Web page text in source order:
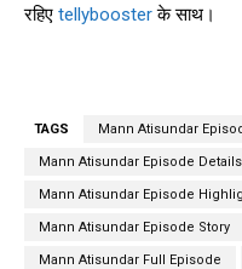
रहिए tellyboosterके साथ।
TAGS Mann Atisundar
Mann Atisundar Episode Details
Mann Atisundar Episode
Mann Atisundar Episode Story
Mann Atisundar Full Episode